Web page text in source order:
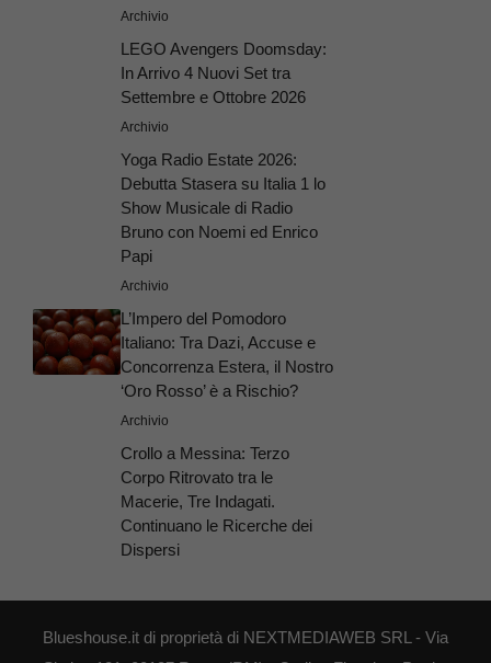
Archivio
LEGO Avengers Doomsday:
In Arrivo 4 Nuovi Set tra
Settembre e Ottobre 2026
Archivio
Yoga Radio Estate 2026:
Debutta Stasera su Italia 1 lo
Show Musicale di Radio
Bruno con Noemi ed Enrico
Papi
Archivio
L’Impero del Pomodoro
Italiano: Tra Dazi, Accuse e
Concorrenza Estera, il Nostro
‘Oro Rosso’ è a Rischio?
Archivio
Crollo a Messina: Terzo
Corpo Ritrovato tra le
Macerie, Tre Indagati.
Continuano le Ricerche dei
Dispersi
Blueshouse.it di proprietà di NEXTMEDIAWEB SRL - Via